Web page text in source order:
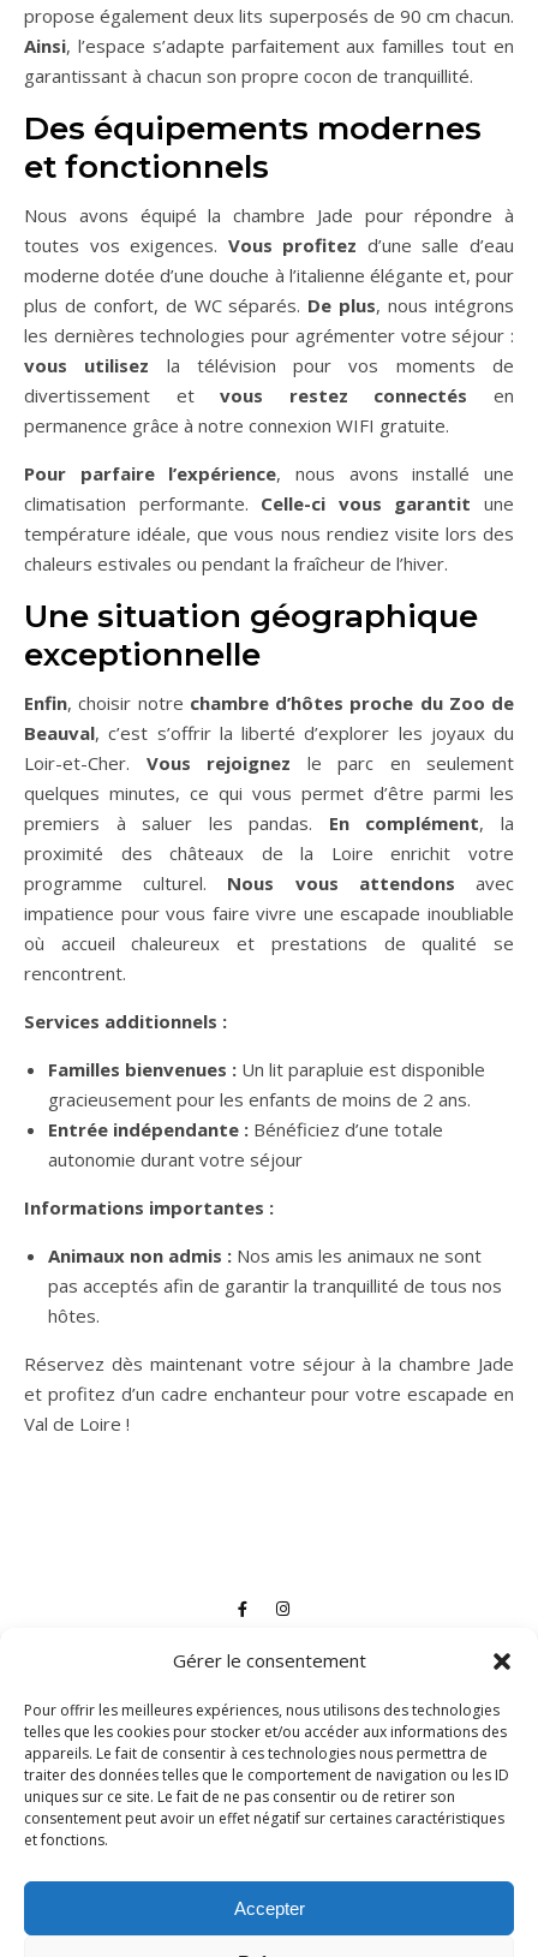
Gérer le consentement
Pour offrir les meilleures expériences, nous utilisons des technologies
telles que les cookies pour stocker et/ou accéder aux informations des
appareils. Le fait de consentir à ces technologies nous permettra de
traiter des données telles que le comportement de navigation ou les ID
uniques sur ce site. Le fait de ne pas consentir ou de retirer son
consentement peut avoir un effet négatif sur certaines caractéristiques
et fonctions.
Accepter
propose également deux lits superposés de 90 cm chacun.
Ainsi, l’espace s’adapte parfaitement aux familles tout en
garantissant à chacun son propre cocon de tranquillité.
Des équipements modernes
et fonctionnels
Nous avons équipé la chambre Jade pour répondre à
toutes vos exigences. Vous profitez d’une salle d’eau
moderne dotée d’une douche à l’italienne élégante et, pour
plus de confort, de WC séparés. De plus, nous intégrons
les dernières technologies pour agrémenter votre séjour :
vous utilisez la télévision pour vos moments de
divertissement etvous restez connectés en
permanence grâce à notre connexion WIFI gratuite.
Pour parfaire l’expérience, nous avons installé une
climatisation performante. Celle-ci vous garantit une
température idéale, que vous nous rendiez visite lors des
chaleurs estivales ou pendant la fraîcheur de l’hiver.
Une situation géographique
exceptionnelle
Enfin, choisir notre chambre d’hôtes proche du Zoo de
Beauval, c’est s’offrir la liberté d’explorer les joyaux du
Loir-et-Cher. Vous rejoignez le parc en seulement
quelques minutes, ce qui vous permet d’être parmi les
premiers à saluer les pandas. En complément, la
proximité des châteaux de la Loire enrichit votre
programme culturel. Nous vous attendons avec
impatience pour vous faire vivre une escapade inoubliable
où accueil chaleureux et prestations de qualité se
rencontrent.
Services additionnels :
Familles bienvenues : Un lit parapluie est disponible
gracieusement pour les enfants de moins de 2 ans.
Entrée indépendante : Bénéficiez d’une totale
autonomie durant votre séjour
Informations importantes :
Animaux non admis : Nos amis les animaux ne sont
pas acceptés afin de garantir la tranquillité de tous nos
hôtes.
Réservez dès maintenant votre séjour à la chambre Jade
et profitez d’un cadre enchanteur pour votre escapade en
Val de Loire !